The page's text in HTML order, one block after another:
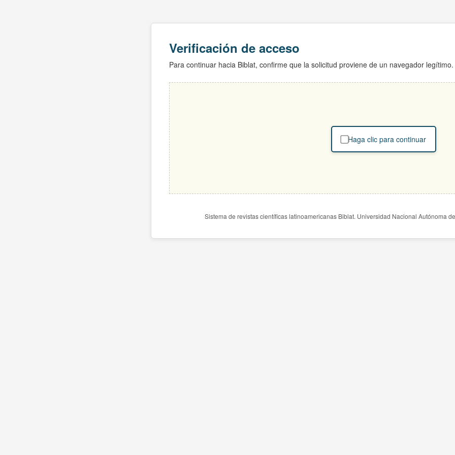
Verificación de acceso
Para continuar hacia Biblat, confirme que la solicitud proviene de un navegador legítimo.
Haga clic para continuar
Sistema de revistas científicas latinoamericanas Biblat. Universidad Nacional Autónoma